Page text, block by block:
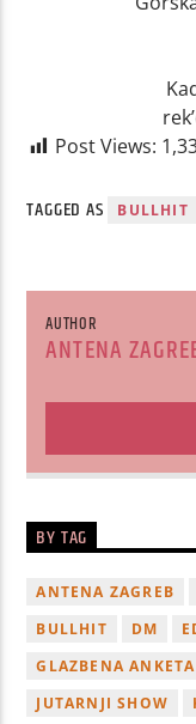
Post Views:
TAGGED AS BULLHIT
AUTHOR
ANTENA
BY TAG
ANTENA ZAGREB
BULLHIT
DM
GLAZBENA ANKETA
JUTARNJI SHOW